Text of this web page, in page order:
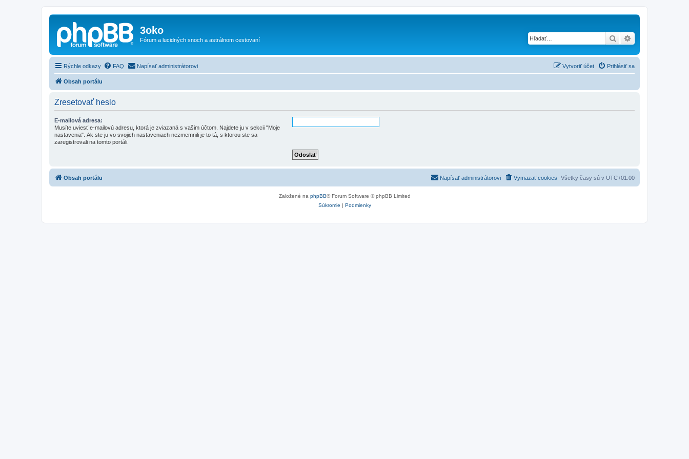
3oko
Fórum a lucidných snoch a astrálnom cestovaní Hľadať
Rýchle odkazy FAQ Napísať administrátorovi Prihlásiť sa
Vytvoriť účet
Obsah portálu
Zresetovať heslo
E-mailová adresa:
Musíte uviesť e-mailovú adresu, ktorá je zviazaná s vašim účtom. Najdete ju v sekcii "Moje
nastavenia". Ak ste ju vo svojich nastaveniach nezmemnili je to tá, s ktorou ste sa
zaregistrovali na tomto portáli.
Obsah portálu Všetky časy sú v UTC+01:00
Vymazať cookies
Napísať administrátorovi
Založené na phpBB® Forum Software © phpBB Limited
Súkromie | Podmienky